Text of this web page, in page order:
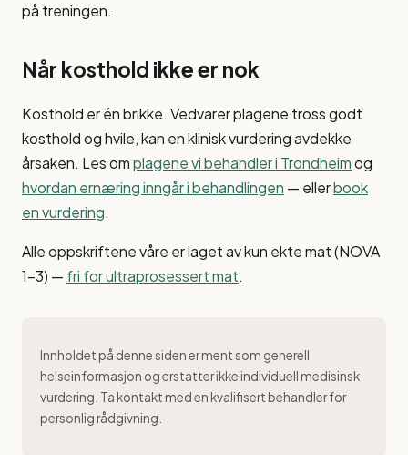
på treningen.
Når kosthold ikke er nok
Kosthold er én brikke. Vedvarer plagene tross godt
kosthold og hvile, kan en klinisk vurdering avdekke
årsaken. Les omplagene vi behandler i Trondheimog
hvordan ernæring inngår i behandlingen — ellerbook
en vurdering.
Alle oppskriftene våre er laget av kun ekte mat (NOVA
1–3) — fri for ultraprosessert mat.
Innholdet på denne siden er ment som generell
helseinformasjon og erstatter ikke individuell medisinsk
vurdering. Ta kontakt med en kvalifisert behandler for
personlig rådgivning.